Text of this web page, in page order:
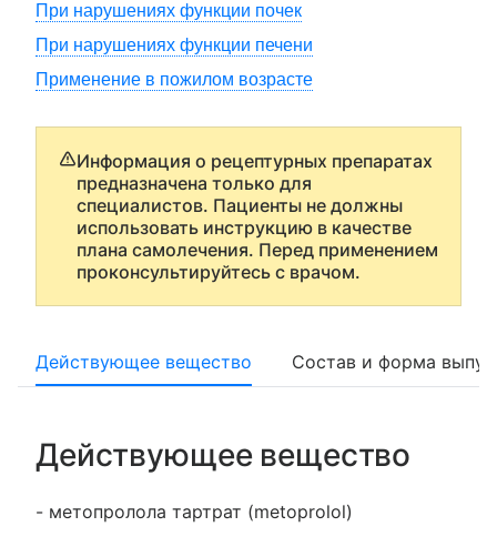
При нарушениях функции почек
При нарушениях функции печени
Применение в пожилом возрасте
Информация о рецептурных препаратах
предназначена только для
специалистов. Пациенты не должны
использовать инструкцию в качестве
плана самолечения. Перед применением
проконсультируйтесь с врачом.
Действующее вещество Состав и форма
Действующее вещество
- метопролола тартрат (metoprolol)